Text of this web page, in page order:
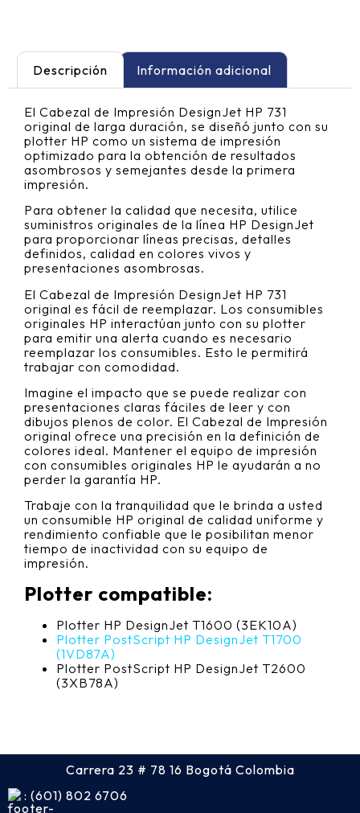
Descripción Información adicional
El Cabezal de Impresión DesignJet HP 731
original de larga duración, se diseñó junto con su
plotter HP como un sistema de impresión
optimizado para la obtención de resultados
asombrosos y semejantes desde la primera
impresión.
Para obtener la calidad que necesita, utilice
suministros originales de la línea HP DesignJet
para proporcionar líneas precisas, detalles
definidos, calidad en colores vivos y
presentaciones asombrosas.
El Cabezal de Impresión DesignJet HP 731
original es fácil de reemplazar. Los consumibles
originales HP interactúan junto con su plotter
para emitir una alerta cuando es necesario
reemplazar los consumibles. Esto le permitirá
trabajar con comodidad.
Imagine el impacto que se puede realizar con
presentaciones claras fáciles de leer y con
dibujos plenos de color. El Cabezal de Impresión
original ofrece una precisión en la definición de
colores ideal. Mantener el equipo de impresión
con consumibles originales HP le ayudarán a no
perder la garantía HP.
Trabaje con la tranquilidad que le brinda a usted
un consumible HP original de calidad uniforme y
rendimiento confiable que le posibilitan menor
tiempo de inactividad con su equipo de
impresión.
Plotter compatible:
Plotter HP DesignJet T1600 (3EK10A)
Plotter PostScript HP DesignJet T1700
(1VD87A)
Plotter PostScript HP DesignJet T2600
(3XB78A)
Carrera 23 # 78 16 Bogotá Colombia
: (601) 802 6706